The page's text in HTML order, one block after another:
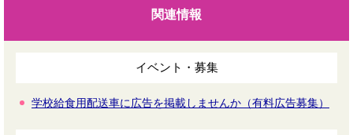
関連情報
イベント・募集
学校給食用配送車に広告を掲載しませんか（有料広告募集）